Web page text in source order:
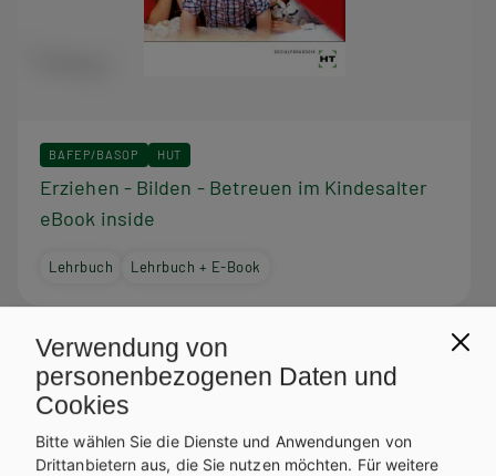
BAFEP/BASOP HUT
Erziehen - Bilden - Betreuen im Kindesalter
eBook inside
Lehrbuch Lehrbuch + E-Book
Diese Bücher könnten Sie
ebenfalls interessieren
Verwendung von
personenbezogenen Daten und
Cookies
Bitte wählen Sie die Dienste und Anwendungen von
Drittanbietern aus, die Sie nutzen möchten. Für weitere